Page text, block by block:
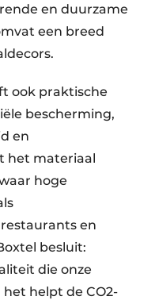
en duurzame
een breed
ook praktische
bescherming,
en
het materiaal
hoge
en
besluit:
die onze
helpt de CO2-